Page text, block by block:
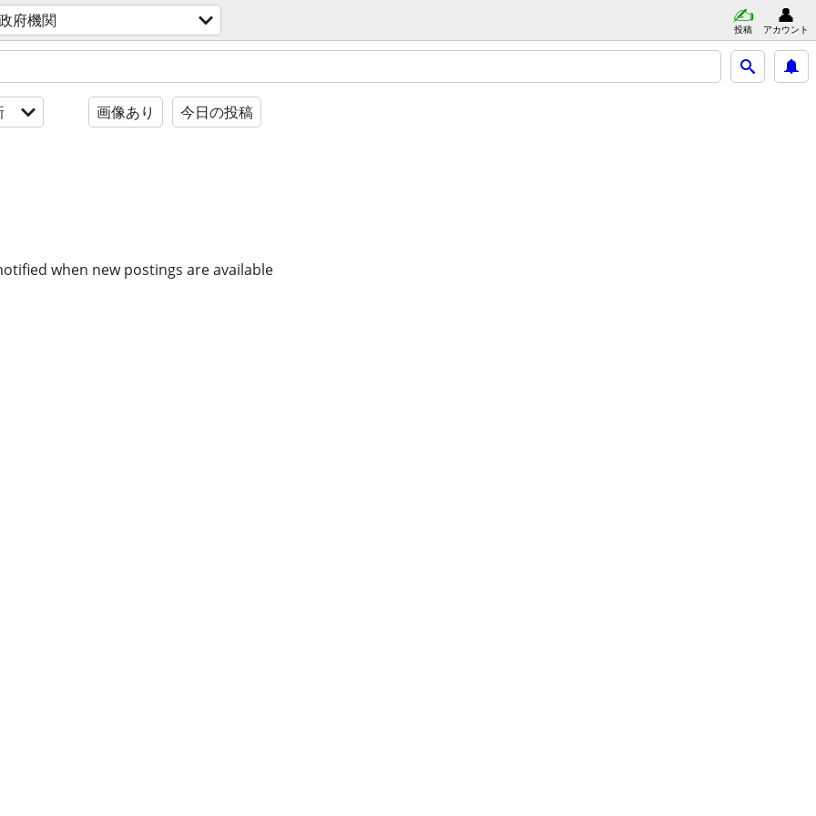
府機関 投稿 アカウント
画像あり 今日の投稿
when new postings are available